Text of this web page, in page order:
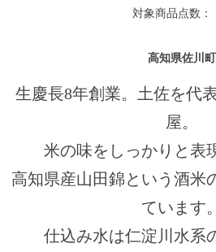
対象商品点数：
高知県佐川町
生慶長8年創業。土佐を代
屋。
米の味をしっかりと表
高知県産山田錦という酒米
ています。
仕込み水は仁淀川水系